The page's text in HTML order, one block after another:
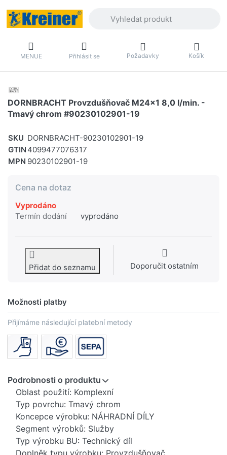
MENUE Přihlásit se Požadavky Košík
DORNBRACHT Provzdušňovač M24x1 8,0 l/min. -
Tmavý chrom #90230102901-19
SKU DORNBRACHT-90230102901-19
GTIN 4099477076317
MPN 90230102901-19
Cena na dotaz
Vyprodáno
Termín dodání
vyprodáno
Přidat do seznamu Doporučit ostatním
Možnosti platby
Přijímáme následující platební metody
Podrobnosti o produktu
Oblast použití: Komplexní
Typ povrchu: Tmavý chrom
Koncepce výrobku: NÁHRADNÍ DÍLY
Segment výrobků: Služby
Typ výrobku BU: Technický díl
Doplněk typu výrobku: Provzdušňovač